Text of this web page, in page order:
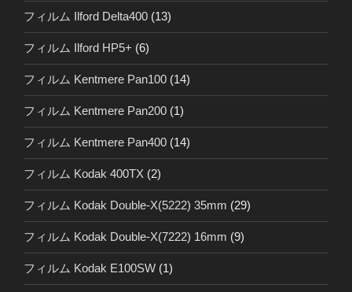
フィルム Ilford Delta400 (13)
フィルム Ilford HP5+ (6)
フィルム Kentmere Pan100 (14)
フィルム Kentmere Pan200 (1)
フィルム Kentmere Pan400 (14)
フィルム Kodak 400TX (2)
フィルム Kodak Double-X(5222) 35mm (29)
フィルム Kodak Double-X(7222) 16mm (9)
フィルム Kodak E100SW (1)